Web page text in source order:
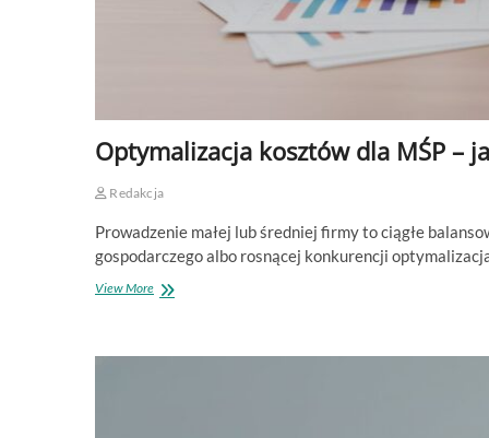
Optymalizacja kosztów dla MŚP –
Redakcja
Prowadzenie małej lub średniej firmy to ciągłe
gospodarczego albo rosnącej konkurencji
View MoreOptymalizacja